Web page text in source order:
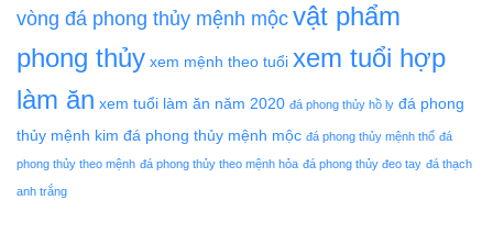
vòng đá phong thủy mệnh mộc vật phẩm
phong thủy xem mệnh theo tuổi xem tuổi hợp
làm ăn xem tuổi làm ăn năm 2020 đá phong thủy hồ ly đá phong
thủy mệnh kim đá phong thủy mệnh mộc đá phong thủy mệnh thổ đá
phong thủy theo mệnh đá phong thủy theo mệnh hỏa đá phong thủy đeo tay đá thạch
anh trắng